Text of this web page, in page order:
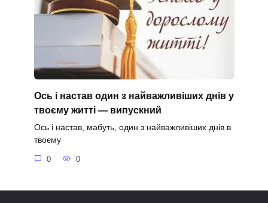
Ось і настав один з найважливіших днів у
твоєму житті — випускний
Ось і настав, мабуть, один з найважливіших днів в
твоєму
0 0